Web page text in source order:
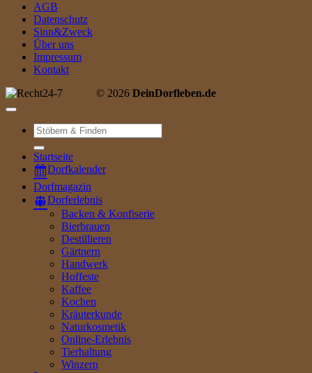
AGB
Datenschutz
Sinn&Zweck
Über uns
Impressum
Kontakt
© 2026 DeinDorfleben.de
Suche
nach:
Startseite
Dorfkalender
Dorfmagazin
Dorferlebnis
Backen & Konfiserie
Bierbrauen
Destillieren
Gärtnern
Handwerk
Hoffeste
Kaffee
Kochen
Kräuterkunde
Naturkosmetik
Online-Erlebnis
Tierhaltung
Winzern